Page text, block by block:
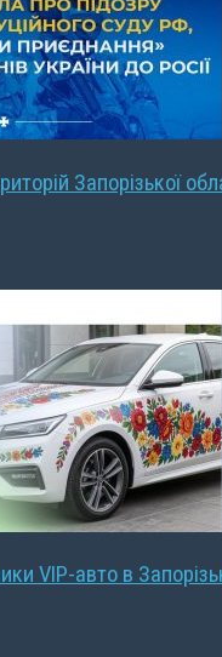
Запорізької
VIP-авто в